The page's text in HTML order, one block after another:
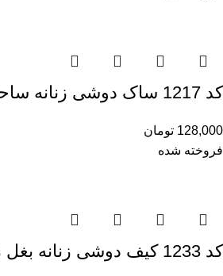
کد 1217 ساک دوشی زنانه ساحلی کتان
128,000 تومان
فروخته شده
کد 1233 کیف دوشی زنانه بغل زیپ